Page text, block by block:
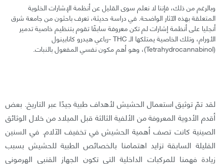
وبالرغم من ذلك، فإننا لا نعلم سوى القليل عن أنظمة الإشارات الخلوية
المتعلقة بهذه الآثار الواضحة. في دراسة حديثة، تعرف باحثون من جامعة شرق
أنجليا على أنظمة إشارات لم تكن معروفة سابقًا تقوم بتنظيم خاصية تدمير
الأورام، وتلك الخاصية يمتلكها الـ THC -رباعي هيدرو كانابينول
(Tetrahydrocannabinol)، وهو أهم مكون نفسي المفعول بالنبات.
لقد تمّ توثيق استعمال الحشيش لأهداف طبية جيدًا عبر التاريخ. بعض
أقدم الأدوية المعروفة من الألفية الثالثة قبل الميلاد من خلال الوثائق
الصينية كانت تصف أهمية الحشيش في تخفيف الآلام. في السنين
القليلة السابقة تزايد اهتمامنا بالخصائص الطبية للحشيش بسبب
زيادة فهمنا للمركبات الداخلية التي تكون الجهاز القنبي الهرموني